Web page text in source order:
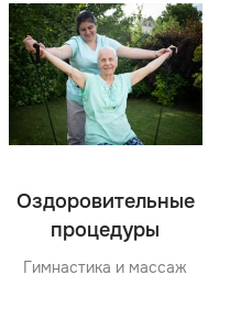
Оздоровительные
процедуры
Гимнастика и массаж